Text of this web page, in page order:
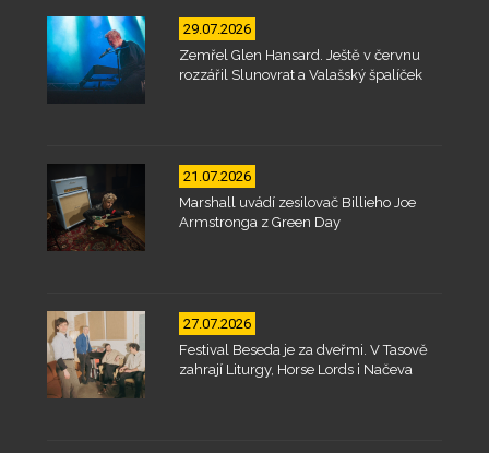
29.07.2026
Zemřel Glen Hansard. Ještě v červnu
rozzářil Slunovrat a Valašský špalíček
21.07.2026
Marshall uvádí zesilovač Billieho Joe
Armstronga z Green Day
27.07.2026
Festival Beseda je za dveřmi. V Tasově
zahrají Liturgy, Horse Lords i Načeva